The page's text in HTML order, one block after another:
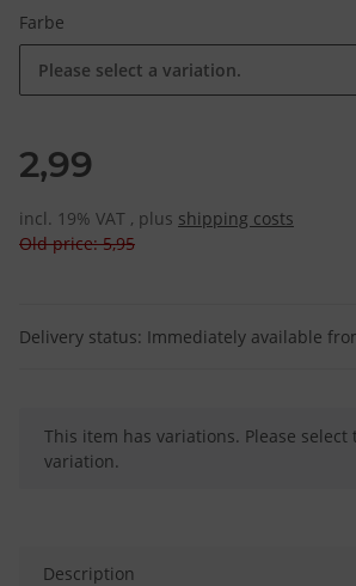
Farbe
Please select a variation.
2,99
incl. 19% VAT , plus shipping costs
Old price: 5,95
Delivery status: Immediately available
x
This item has variations. Please select
variation.
Description